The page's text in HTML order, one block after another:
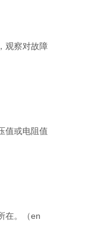
观察对故障
值或电阻值
在。（en